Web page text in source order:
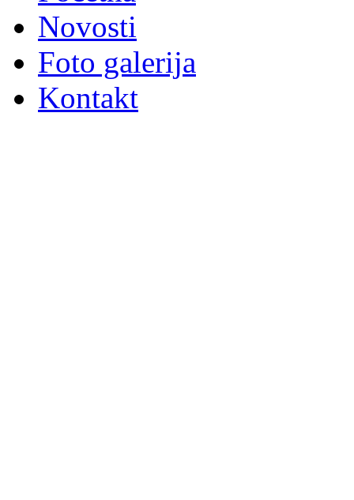
Novosti
Foto galerija
Kontakt